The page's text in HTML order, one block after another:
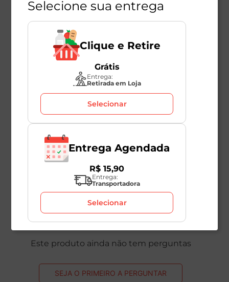
98
Avaliações
Este produto ainda não tem avaliações
SEJA O PRIMEIRO A AVALIAR
Perguntas & respostas
Este produto ainda não tem perguntas
SEJA O PRIMEIRO A PERGUNTAR
Selecione sua entrega
Clique e Retire
Grátis
Entrega:
Retirada em Loja
Selecionar
Entrega Agendada
R$ 15,90
Entrega:
Transportadora
Selecionar